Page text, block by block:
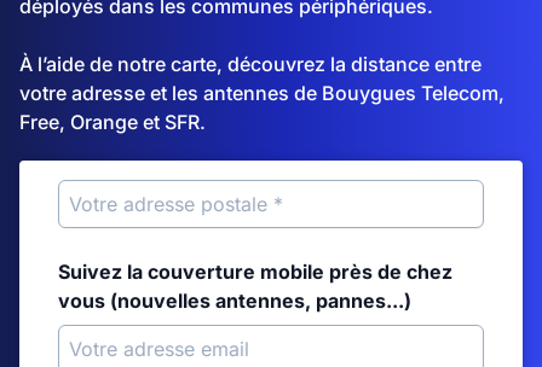
déployés dans les communes périphériques.
À l’aide de notre carte, découvrez la distance entre
votre adresse et les antennes de Bouygues Telecom,
Free, Orange et SFR.
Suivez la couverture mobile près de chez
vous (nouvelles antennes, pannes...)